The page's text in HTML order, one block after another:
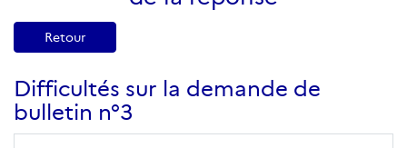
Retour
Difficultés sur la demande de
bulletin n°3